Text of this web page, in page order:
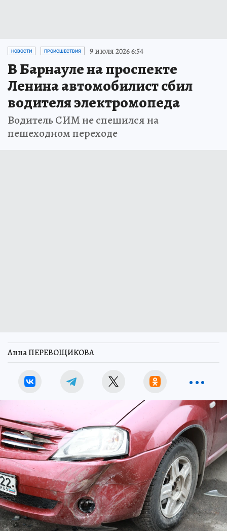
НОВОСТИ ПРОИСШЕСТВИЯ 9 июля 2026 6:54
В Барнауле на проспекте
Ленина автомобилист сбил
водителя электромопеда
Водитель СИМ не спешился на
пешеходном переходе
Анна ПЕРЕВОЩИКОВА